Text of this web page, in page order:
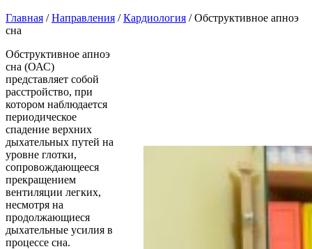
Главная /Направления /Кардиология /Обструктивное апноэ
сна
Обструктивное апноэ
сна (ОАС)
представляет собой
расстройство, при
котором наблюдается
периодическое
спадение верхних
дыхательных путей на
уровне глотки,
сопровождающееся
прекращением
вентиляции легких,
несмотря на
продолжающиеся
дыхательные усилия в
процессе сна.